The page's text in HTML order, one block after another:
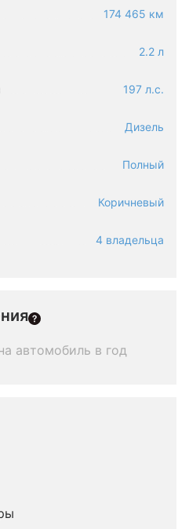
174 465 км
2.2 л
197 л.с.
Дизель
Полный
Коричневый
4 владельца
автомобиль в год